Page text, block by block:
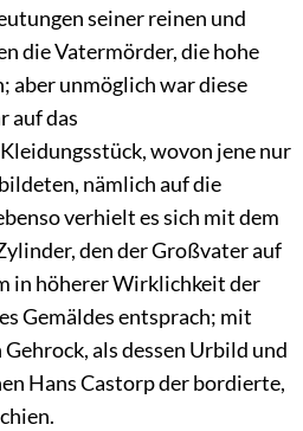
seiner reinen und
die Vatermörder, die hohe
aber unmöglich war diese
auf das
wovon jene nur
nämlich auf die
verhielt es sich mitdem
den der Großvater auf
in höherer Wirklichkeit der
Gemäldes entsprach; mit
als dessen Urbild und
Hans Castorp der bordierte,